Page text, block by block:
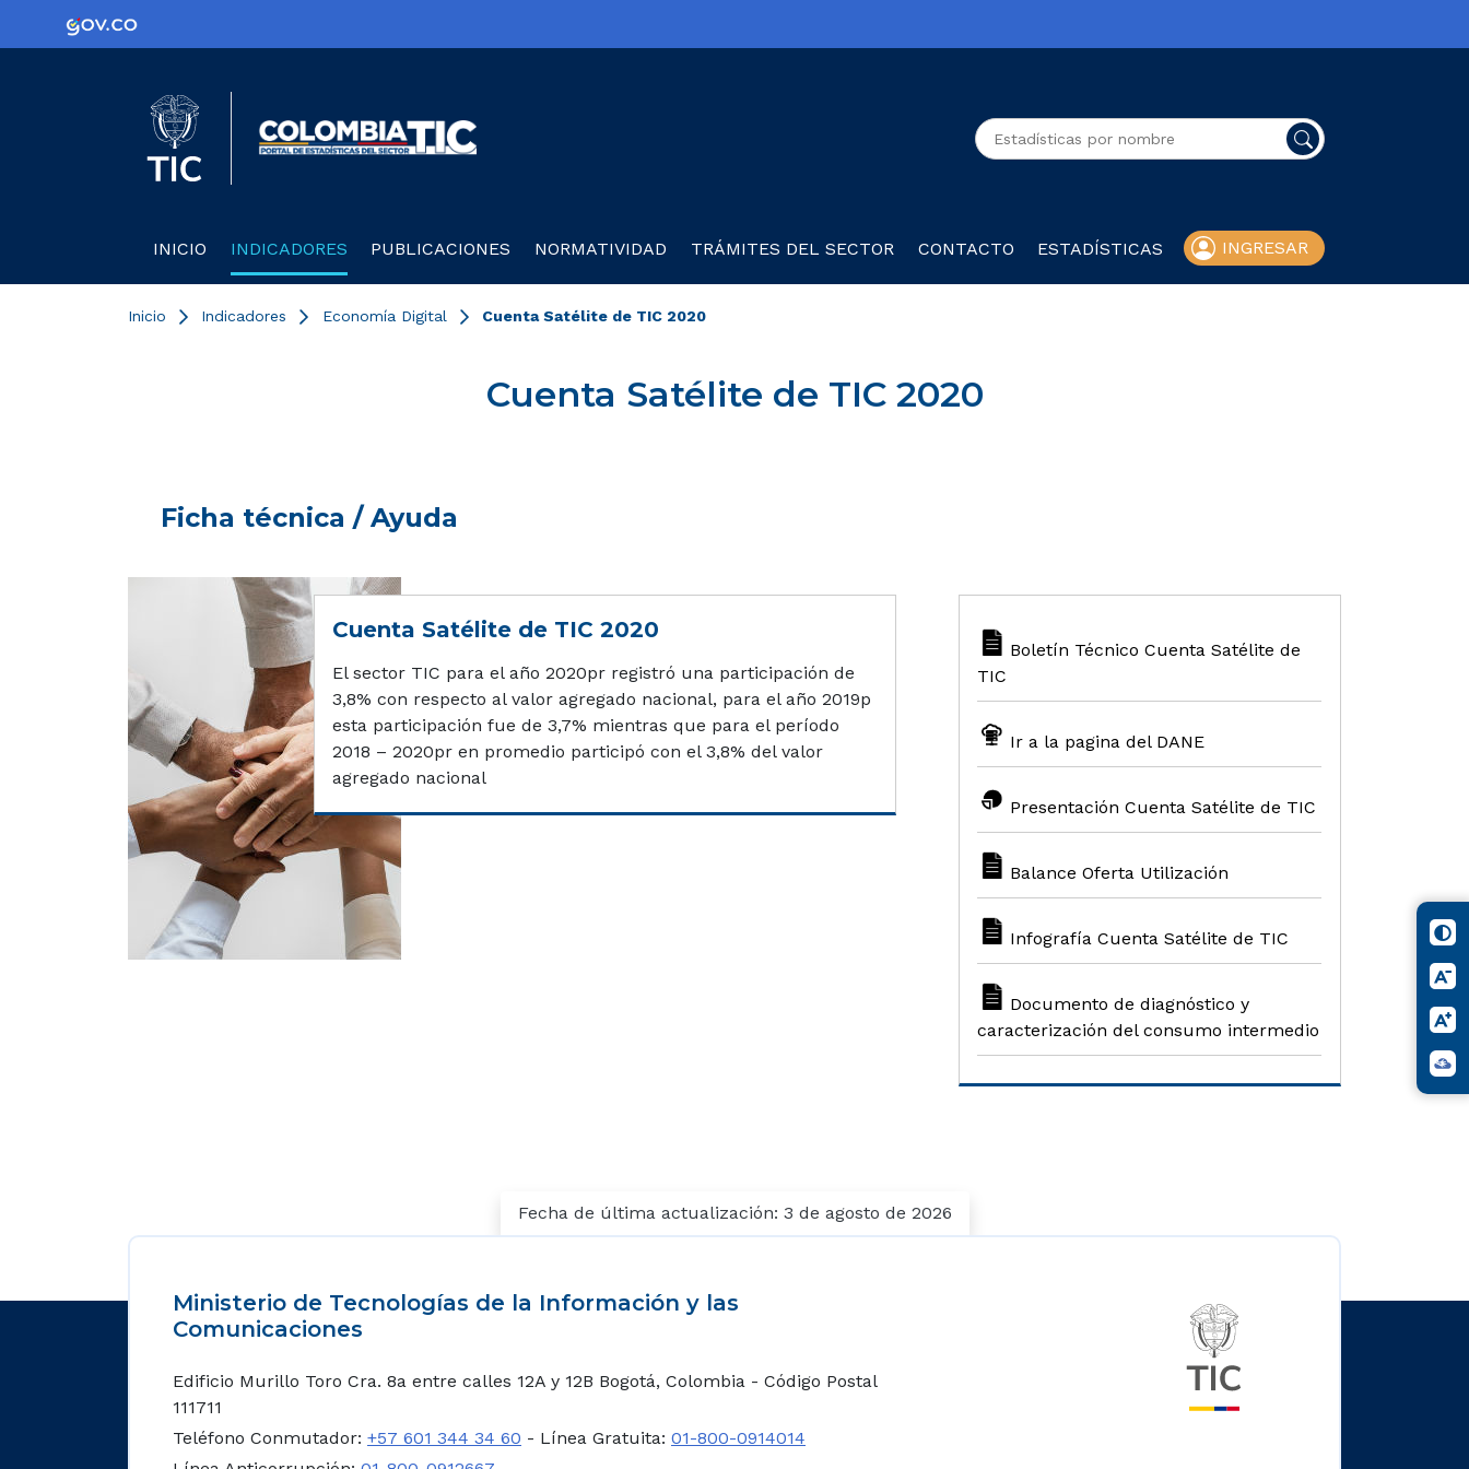
Logo Gobierno de Colombia
Colombia TIC
Buscador general
INICIO INDICADORES PUBLICACIONES NORMATIVIDAD TRÁMITES DEL SECTOR CONTACTO ESTADÍSTICAS INGRESAR
Inicio Indicadores Economía Digital Cuenta Satélite de TIC 2020
Cuenta Satélite de TIC 2020
Ficha técnica / Ayuda
Cuenta Satélite de TIC 2020
El sector TIC para el año 2020pr registró una participación de
3,8% con respecto al valor agregado nacional, para el año 2019p
esta participación fue de 3,7% mientras que para el período
2018 – 2020pr en promedio participó con el 3,8% del valor
agregado nacional
Boletín Técnico Cuenta Satélite de
TIC
Ir a la pagina del DANE
Presentación Cuenta Satélite de TIC
Balance Oferta Utilización
Infografía Cuenta Satélite de TIC
Documento de diagnóstico y
caracterización del consumo intermedio
Fecha de última actualización: 3 de agosto de 2026
Ministerio de Tecnologías de la Información y las
Comunicaciones
Edificio Murillo Toro Cra. 8a entre calles 12A y 12B Bogotá, Colombia - Código Postal
111711
Teléfono Conmutador: +57 601 344 34 60 - Línea Gratuita: 01-800-0914014